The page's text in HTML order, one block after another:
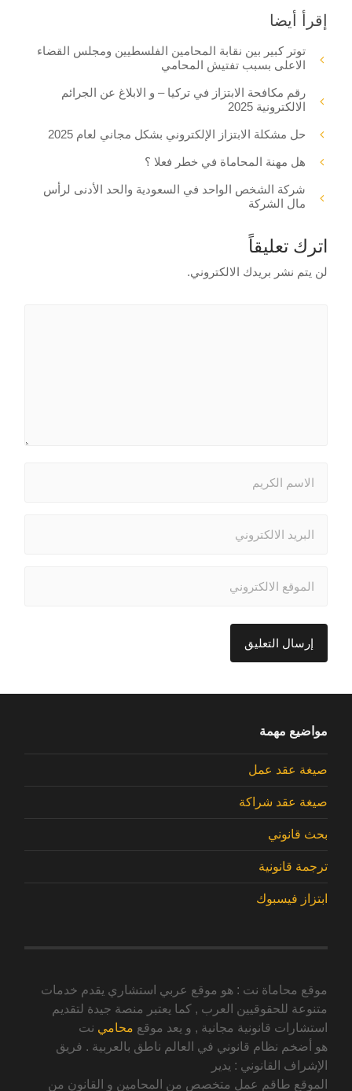
إقرأ أيضا
توتر كبير بين نقابة المحامين الفلسطيين ومجلس القضاء
الاعلى بسبب تفتيش المحامي
رقم مكافحة الابتزاز في تركيا – و الابلاغ عن الجرائم
الالكترونية 2025
حل مشكلة الابتزاز الإلكتروني بشكل مجاني لعام 2025
هل مهنة المحاماة في خطر فعلا ؟
شركة الشخص الواحد في السعودية والحد الأدنى لرأس
مال الشركة
اترك تعليقاً
لن يتم نشر بريدك الالكتروني.
مواضيع مهمة
صيغة عقد عمل
صيغة عقد شراكة
بحث قانوني
ترجمة قانونية
ابتزاز فيسبوك
موقع محاماة نت : هو موقع عربي استشاري يقدم خدمات
متنوعة للحقوقيين العرب , كما يعتبر منصة جيدة لتقديم
استشارات قانونية مجانية , و يعد موقع محامي نت
هو أضخم نظام قانوني في العالم ناطق بالعربية . فريق
الإشراف القانوني : يدير
الموقع طاقم عمل متخصص من المحامين و القانون من